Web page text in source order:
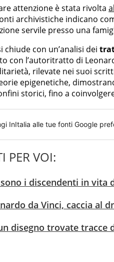
attenzione è stata rivolta
archivistiche indicano
servile presso una
chiude con un’analisi dei
con l’autoritratto di
rilevate nei suoi
epigenetiche,
storici, fino a
InItalia alle tue fonti Google
PER VOI:
i discendenti in vita
da Vinci, caccia al
disegno trovate tracce